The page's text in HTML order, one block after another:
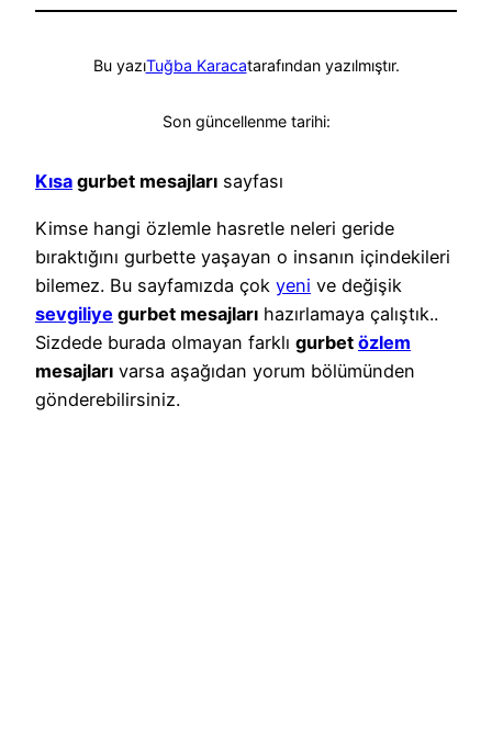
Bu yazıTuğba Karacatarafından yazılmıştır.
Son güncellenme tarihi:
Kısa gurbet mesajları sayfası
Kimse hangi özlemle hasretle neleri geride
bıraktığını gurbette yaşayan o insanın içindekileri
bilemez. Bu sayfamızda çok yeni ve değişik
sevgiliye gurbet mesajları hazırlamaya çalıştık..
Sizdede burada olmayan farklı gurbet özlem
mesajları varsa aşağıdan yorum bölümünden
gönderebilirsiniz.